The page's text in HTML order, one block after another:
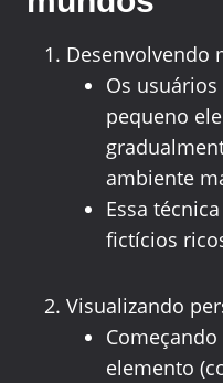
Desenvolvendo
Os
pequeno
ambiente
Essa
fictícios
Visualizando
elemento